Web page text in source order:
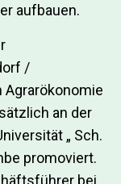
aufbauen.
/
Agrarökonomie
an der
„ Sch.
promoviert.
bei